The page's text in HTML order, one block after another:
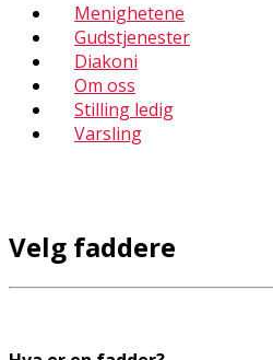
Menighetene
Gudstjenester
Diakoni
Om oss
Stilling ledig
Varsling
Velg faddere